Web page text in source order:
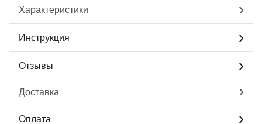
Характеристики
Инструкция
Отзывы
Доставка
Оплата